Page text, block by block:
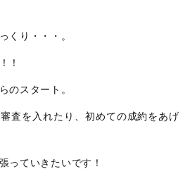
くり・・・。
！
のスタート。
査を入れたり、初めての成約をあげ
っていきたいです！